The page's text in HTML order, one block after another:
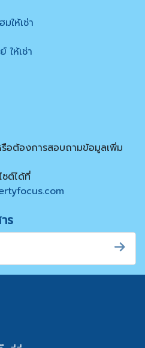
ให้เช่า
ให้เช่า
อต้องการสอบถามข้อมูลเพิ่ม
ต์ได้ที่
ร